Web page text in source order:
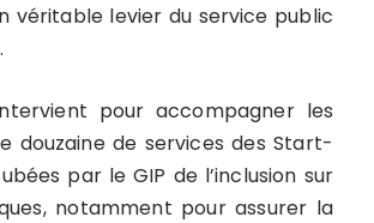
véritable levier du service public
pour accompagner les
douzaine de services des Start-
par le GIP de l’inclusion sur
notamment pour assurer la